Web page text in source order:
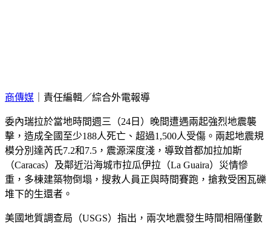
商傳媒 ｜責任編輯／綜合外電報導
委內瑞拉於當地時間週三（24日）晚間遭遇兩起強烈地震襲
擊，造成全國至少188人死亡、超過1,500人受傷。兩起地震規
模分別達芮氏7.2和7.5，震源深度淺，導致首都加拉加斯
（Caracas）及鄰近沿海城市拉瓜伊拉（La Guaira）災情慘
重，多棟建築物倒塌，搜救人員正與時間賽跑，搶救受困瓦礫
堆下的生還者。
美國地質調查局（USGS）指出，兩次地震發生時間相隔僅數